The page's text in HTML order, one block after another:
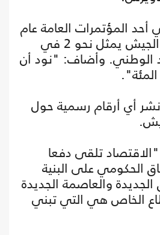
المؤتمرات العامة عام
2016، إن اقتصاد الجيش يمثل نحو 2 في
الوطني. وأضاف: "نود أن
أي أرقام رسمية حول
تلقى دفعا
الحكومي على البنية
الجديدة والعاصمة الجديدة
الخاص هي التي تبني